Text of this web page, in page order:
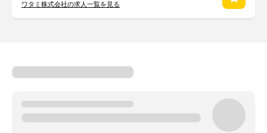
ワタミ株式会社の求人一覧を見る